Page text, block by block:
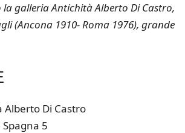
galleria Antichità Alberto Di Castro,
(Ancona 1910- Roma 1976), grande
Alberto Di Castro
Spagna 5